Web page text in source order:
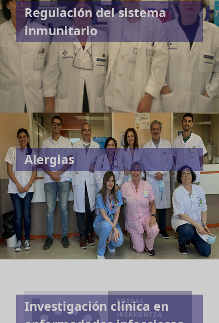
Regulación del sistema
inmunitario
Alergias
Investigación clínica en